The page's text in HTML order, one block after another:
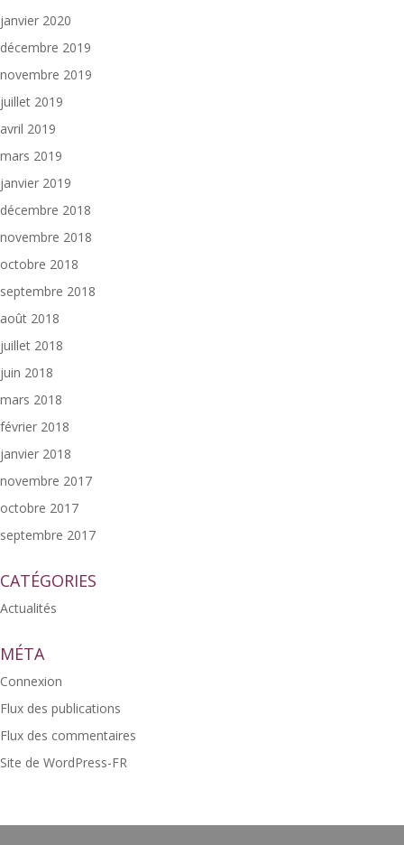
janvier 2020
décembre 2019
novembre 2019
juillet 2019
avril 2019
mars 2019
janvier 2019
décembre 2018
novembre 2018
octobre 2018
septembre 2018
août 2018
juillet 2018
juin 2018
mars 2018
février 2018
janvier 2018
novembre 2017
octobre 2017
septembre 2017
CATÉGORIES
Actualités
MÉTA
Connexion
Flux des publications
Flux des commentaires
Site de WordPress-FR